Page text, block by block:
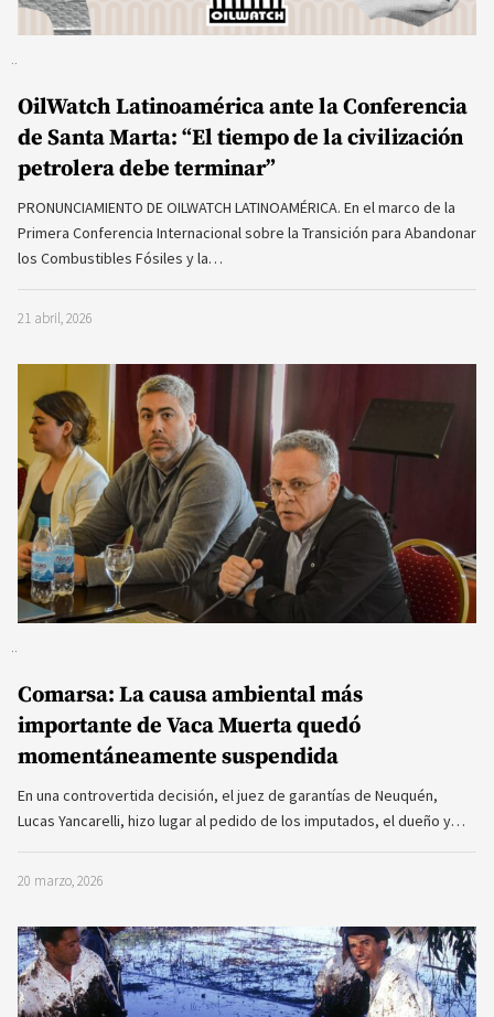
OilWatch Latinoamérica ante la Conferencia
de Santa Marta: “El tiempo de la civilización
petrolera debe terminar”
PRONUNCIAMIENTO DE OILWATCH LATINOAMÉRICA. En el marco de la
Primera Conferencia Internacional sobre la Transición para Abandonar
los Combustibles Fósiles y la…
21 abril, 2026
Comarsa: La causa ambiental más
importante de Vaca Muerta quedó
momentáneamente suspendida
En una controvertida decisión, el juez de garantías de Neuquén,
Lucas Yancarelli, hizo lugar al pedido de los imputados, el dueño y…
20 marzo, 2026